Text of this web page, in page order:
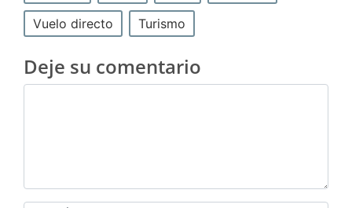
Vuelo directo Turismo
Deje su comentario